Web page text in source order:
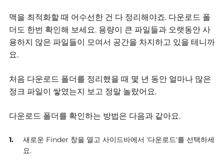
맥을 최적화할 때 어수선한 건 다 정리해야죠. 다운로드 폴
더도 한번 확인해 보세요. 용량이 큰 파일들과 오랫동안 사
용하지 않은 파일들이 모여서 공간을 차지하고 있을 테니까
요.
처음 다운로드 폴더를 정리했을 때 몇 년 동안 얼마나 많은
정크 파일이 쌓였는지 보고 정말 놀랐어요.
다운로드 폴더를 확인하는 방법은 다음과 같아요.
새로운 Finder 창을 열고 사이드바에서 '다운로드'를 선택하세
요.